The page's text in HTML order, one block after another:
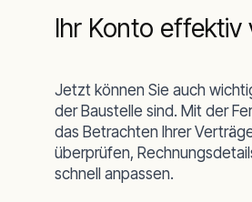
Ihr Konto effektiv
Jetzt können Sie auch
der Baustelle sind. Mit der
das Betrachten Ihrer
überprüfen,
schnell anpassen.